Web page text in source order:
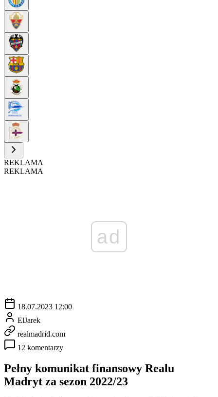
REKLAMA
REKLAMA
ad
18.07.2023 12:00
ElJarek
realmadrid.com
12 komentarzy
Pełny komunikat finansowy Realu
Madryt za sezon 2022/23